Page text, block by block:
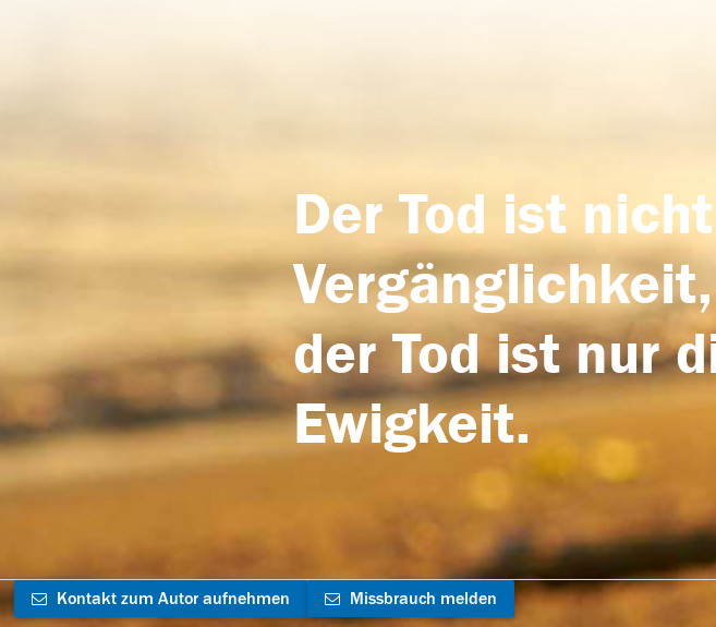
Der Tod ist
Vergänglichkeit,
der Tod ist nur
Ewigkeit.
Kontakt zum Autor aufnehmen Missbrauch melden